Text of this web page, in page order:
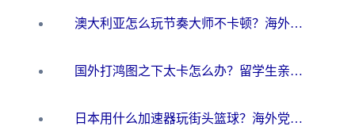
澳大利亚怎么玩节奏大师不卡顿？海外党国服游戏加速终极指南
国外打鸿图之下太卡怎么办？留学生亲测有效的国服游戏加速方案
日本用什么加速器玩街头篮球？海外党国服游戏不卡顿的终极攻略